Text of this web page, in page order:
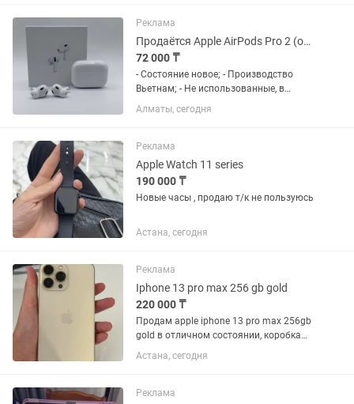
Реклама
Продаётся Apple AirPods Pro 2 (оригинал)
72 000 ₸
- Состояние новое; - Производство
Вьетнам; - Не использованные, в
чистом виде (все видно на фото); -
Продукт можно использовать и со
(Samsung, Xiaomi, Realme и т.п.); - В...
Алматы, сегодня
Реклама
Apple Watch 11 series
190 000 ₸
Новые часы , продаю т/к не пользуюсь
Астана, сегодня
Реклама
Iphone 13 pro max 256 gb gold
220 000 ₸
Продам apple iphone 13 pro max 256gb
gold в отличном состоянии, коробка
документы есть, всегда носился в
чехле и в стекле, акум 80%
Астана, сегодня
Реклама